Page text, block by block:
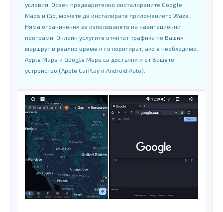
условия. Освен предварително инсталираните Google
Maps и iGo, можете да инсталирате приложението Waze.
Няма ограничения за използването на навигационни
програми. Онлайн услугите отчитат трафика по Вашия
маршрут в реално време и го коригират, ако е необходимо.
Apple Maps и Google Maps са достъпни и от Вашето
устройство (Apple CarPlay и Android Auto).